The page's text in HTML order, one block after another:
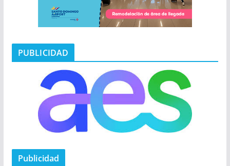
PUBLICIDAD
Publicidad